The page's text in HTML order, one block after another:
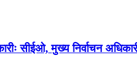
सीईओ, मुख्य निर्वाचन